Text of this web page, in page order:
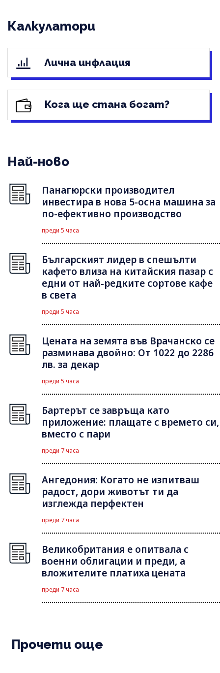
Калкулатори
Лична инфлация
Кога ще стана богат?
Най-ново
Панагюрски производител
инвестира в нова 5-осна машина за
по-ефективно производство
преди 5 часа
Българският лидер в спешълти
кафето влиза на китайския пазар с
едни от най-редките сортове кафе
в света
преди 5 часа
Цената на земята във Врачанско се
разминава двойно: От 1022 до 2286
лв. за декар
преди 5 часа
Бартерът се завръща като
приложение: плащате с времето си,
вместо с пари
преди 7 часа
Ангедония: Когато не изпитваш
радост, дори животът ти да
изглежда перфектен
преди 7 часа
Великобритания е опитвала с
военни облигации и преди, а
вложителите платиха цената
преди 7 часа
Прочети още